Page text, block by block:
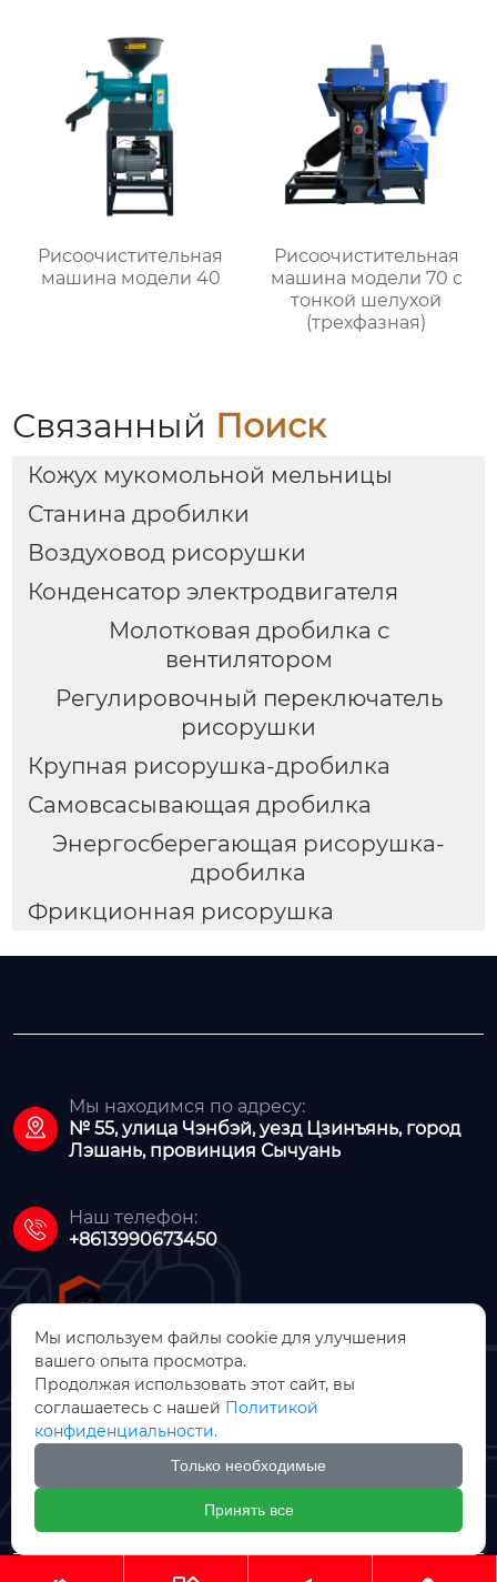
Рисоочистительная
машина модели 40
Рисоочистительная
машина модели 70 с
тонкой шелухой
(трехфазная)
Связанный Поиск
Кожух мукомольной мельницы
Станина дробилки
Воздуховод рисорушки
Конденсатор электродвигателя
Молотковая дробилка с
вентилятором
Регулировочный переключатель
рисорушки
Крупная рисорушка-дробилка
Самовсасывающая дробилка
Энергосберегающая рисорушка-
дробилка
Фрикционная рисорушка

Мы находимся по адресу:
№ 55, улица Чэнбэй, уезд Цзинъянь, город
Лэшань, провинция Сычуань

Наш телефон:
+8613990673450
ООО Цзинъянь Чжунсинь
Машинное Производство

Мы используем файлы cookie для улучшения
вашего опыта просмотра.
Продолжая использовать этот сайт, вы
соглашаетесь с нашей Политикой
конфиденциальности.
Только необходимые
Принять все